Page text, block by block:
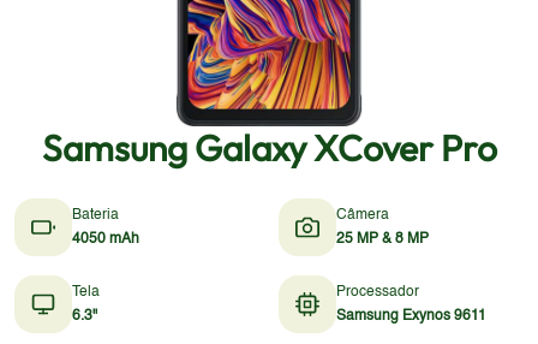
Samsung Galaxy XCover Pro
Bateria
4050 mAh
Câmera
25 MP & 8 MP
Tela
6.3"
Processador
Samsung Exynos 9611